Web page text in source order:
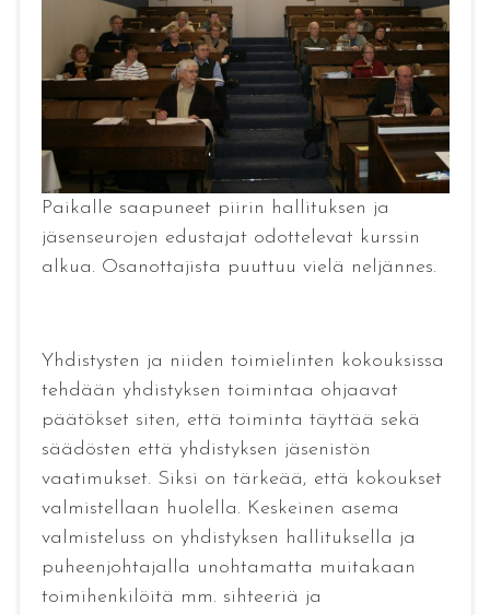
Paikalle saapuneet piirin hallituksen ja
jäsenseurojen edustajat odottelevat kurssin
alkua. Osanottajista puuttuu vielä neljännes.
Yhdistysten ja niiden toimielinten kokouksissa
tehdään yhdistyksen toimintaa ohjaavat
päätökset siten, että toiminta täyttää sekä
säädösten että yhdistyksen jäsenistön
vaatimukset. Siksi on tärkeää, että kokoukset
valmistellaan huolella. Keskeinen asema
valmisteluss on yhdistyksen hallituksella ja
puheenjohtajalla unohtamatta muitakaan
toimihenkilöitä mm. sihteeriä ja